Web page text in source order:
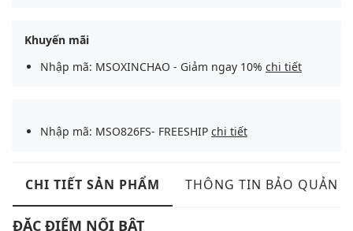
Khuyến mãi
Nhập mã: MSOXINCHAO - Giảm ngay 10% chi tiết
Nhập mã: MSO826FS- FREESHIP chi tiết
CHI TIẾT SẢN PHẨM THÔNG TIN BẢO QUẢN
ĐẶC ĐIỂM NỔI BẬT